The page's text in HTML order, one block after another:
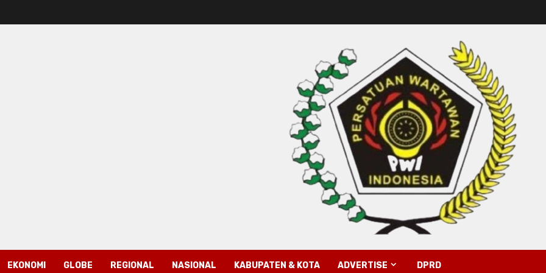
EKONOMI GLOBE REGIONAL NASIONAL KABUPATEN & KOTA ADVERTISE DPRD